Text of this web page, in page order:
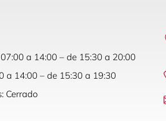
a 14:00 – de 15:30 a 20:00
a 14:00 – de 15:30 a 19:30
Cerrado